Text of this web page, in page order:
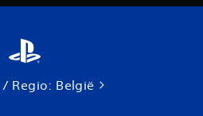
/ Regio: België